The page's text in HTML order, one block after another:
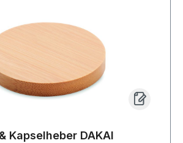
Kapselheber DAKAI